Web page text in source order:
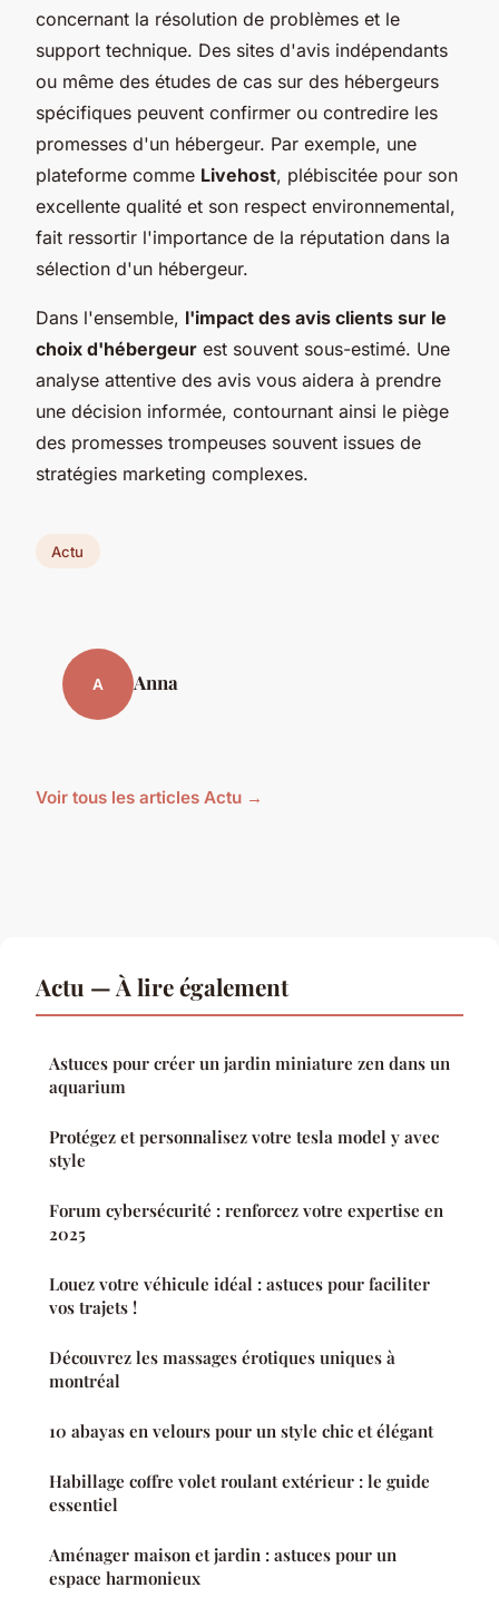
concernant la résolution de problèmes et le
support technique. Des sites d'avis indépendants
ou même des études de cas sur des hébergeurs
spécifiques peuvent confirmer ou contredire les
promesses d'un hébergeur. Par exemple, une
plateforme comme Livehost, plébiscitée pour son
excellente qualité et son respect environnemental,
fait ressortir l'importance de la réputation dans la
sélection d'un hébergeur.
Dans l'ensemble, l'impact des avis clients sur le
choix d'hébergeur est souvent sous-estimé. Une
analyse attentive des avis vous aidera à prendre
une décision informée, contournant ainsi le piège
des promesses trompeuses souvent issues de
stratégies marketing complexes.
Actu
A Anna
Voir tous les articles Actu →
Actu — À lire également
Astuces pour créer un jardin miniature zen dans un
aquarium
Protégez et personnalisez votre tesla model y avec
style
Forum cybersécurité : renforcez votre expertise en
2025
Louez votre véhicule idéal : astuces pour faciliter
vos trajets !
Découvrez les massages érotiques uniques à
montréal
10 abayas en velours pour un style chic et élégant
Habillage coffre volet roulant extérieur : le guide
essentiel
Aménager maison et jardin : astuces pour un
espace harmonieux